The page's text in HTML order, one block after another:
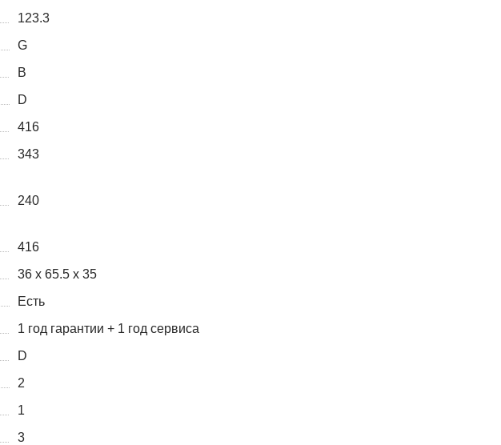
123.3
G
B
D
416
343
240
416
36 x 65.5 x 35
Есть
1 год гарантии + 1 год сервиса
D
2
1
3